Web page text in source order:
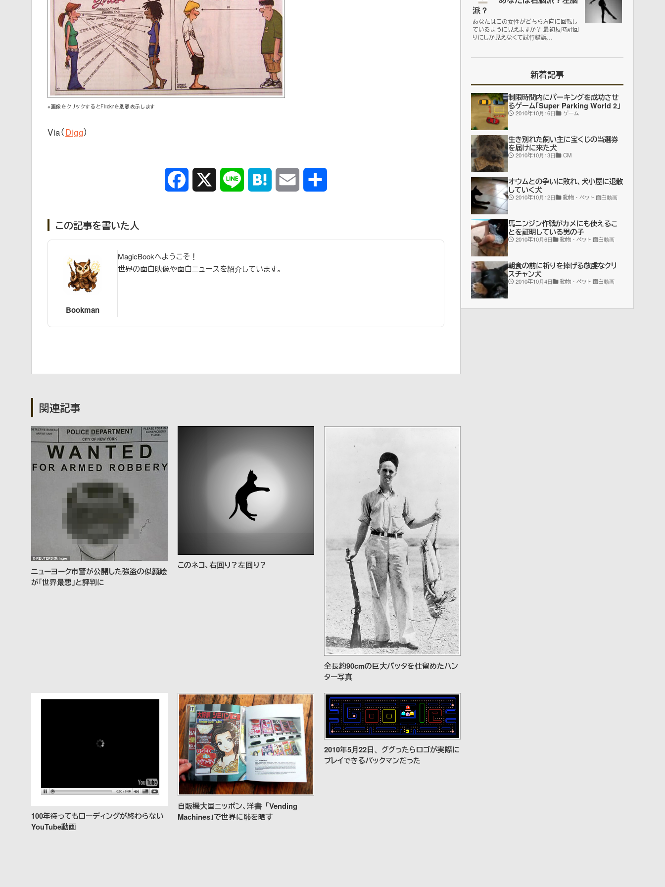
※画像をクリックするとFlickrを別窓表示します
Via（Digg）
Facebook Line Hatena Email
この記事を書いた人
Bookman
MagicBookへようこそ！
世界の面白映像や面白ニュースを紹介しています。
関連記事
ニューヨーク市警が公開した強盗の似顔絵
が「世界最悪」と評判に
このネコ、右回り？左回り？
全長約90cmの巨大バッタを仕留めたハン
ター写真
100年待ってもローディングが終わらない
YouTube動画
自販機大国ニッポン、洋書「Vending
Machines」で世界に恥を晒す
2010年5月22日、ググったらロゴが実際に
プレイできるパックマンだった
派？
あなたはこの女性がどちら方向に回転し
ているように見えますか？ 最初反時計回
りにしか見えなくて試行錯誤…
新着記事
制限時間内にパーキングを成功させ
るゲーム「Super Parking World 2」
2010年10月16日 ゲーム
生き別れた飼い主に宝くじの当選券
を届けに来た犬
2010年10月13日 CM
オウムとの争いに敗れ、犬小屋に退散
していく犬
2010年10月12日 動物・ペット|面白動画
馬ニンジン作戦がカメにも使えるこ
とを証明している男の子
2010年10月6日 動物・ペット|面白動画
朝食の前に祈りを捧げる敬虔なクリ
スチャン犬
2010年10月4日 動物・ペット|面白動画